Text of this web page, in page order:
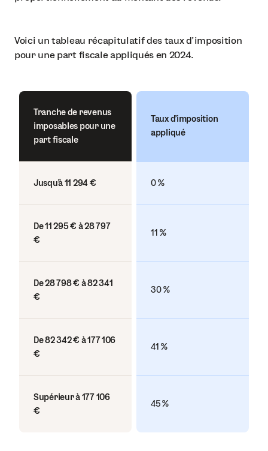
Voici un tableau récapitulatif des taux d’imposition
pour une part fiscale appliqués en 2024.
Tranche de revenus
imposables pour une
part fiscale
Taux d’imposition
appliqué
Jusqu'à 11 294 € 0 %
De 11 295 € à 28 797
€
11 %
De 28 798 € à 82 341
€
30 %
De 82 342 € à 177 106
€
41 %
Supérieur à 177 106
€
45 %